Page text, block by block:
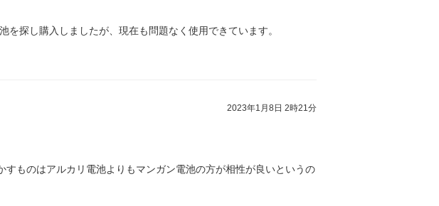
探し購入しましたが、現在も問題なく使用できています。
2023年1月8日 2時21分
ものはアルカリ電池よりもマンガン電池の方が相性が良いというの